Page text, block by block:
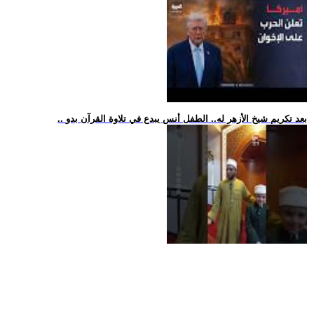
.. بعد تكريم شيخ الأزهر له.. الطفل أنس يبدع في تلاوة القرآن بدو